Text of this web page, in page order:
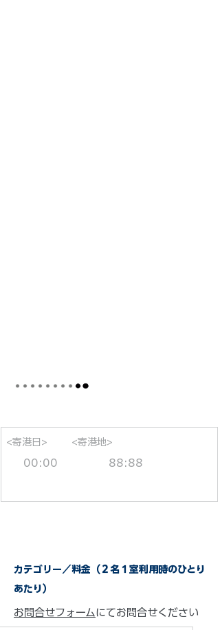
<寄港日>
00:00
<寄港地>
88:88
カテゴリー／料金（２名１室利用時のひとり
あたり）
お問合せフォームにてお問合せください